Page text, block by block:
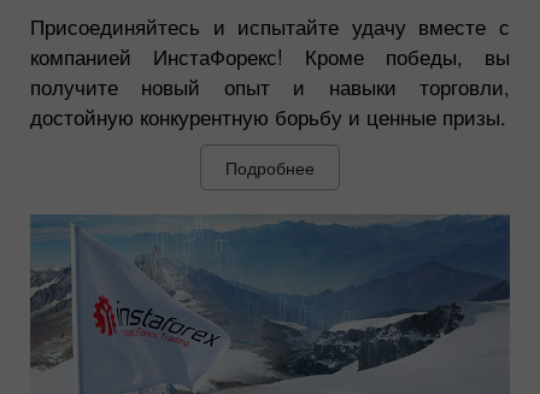
Присоединяйтесь и испытайте удачу вместе с
компанией ИнстаФорекс! Кроме победы, вы
получите новый опыт и навыки торговли,
достойную конкурентную борьбу и ценные призы.
Подробнее